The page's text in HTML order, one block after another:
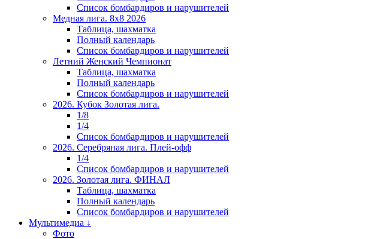
Список бомбардиров и нарушителей
Медная лига. 8x8 2026
Таблица, шахматка
Полный календарь
Список бомбардиров и нарушителей
Летний Женский Чемпионат
Таблица, шахматка
Полный календарь
Список бомбардиров и нарушителей
2026. Кубок Золотая лига.
1/8
1/4
Список бомбардиров и нарушителей
2026. Серебряная лига. Плей-офф
1/4
Список бомбардиров и нарушителей
2026. Золотая лига. ФИНАЛ
Таблица, шахматка
Полный календарь
Список бомбардиров и нарушителей
Мультимедиа ↓
Фото